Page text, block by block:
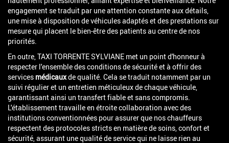
engagement se traduit par une attention constante aux détails,
une mise à disposition de véhicules adaptés et des prestations sur
mesure qui placent le bien-être des patients au centre de nos
priorités.
En outre, TAXI TORRENTE SYLVIANE met un point d'honneur à
respecter l'ensemble des conditions de sécurité et à offrir des
services médicauxde qualité. Cela se traduit notamment par un
suivi régulier et un entretien méticuleux de chaque véhicule,
garantissant ainsi un transfert fiable et sans compromis.
L'établissement travaille en étroite collaboration avec des
institutions conventionnées pour assurer que nos chauffeurs
respectent des protocoles stricts en matière de soins, confort et
sécurité, assurant une qualité de service qui ne laisse rien au